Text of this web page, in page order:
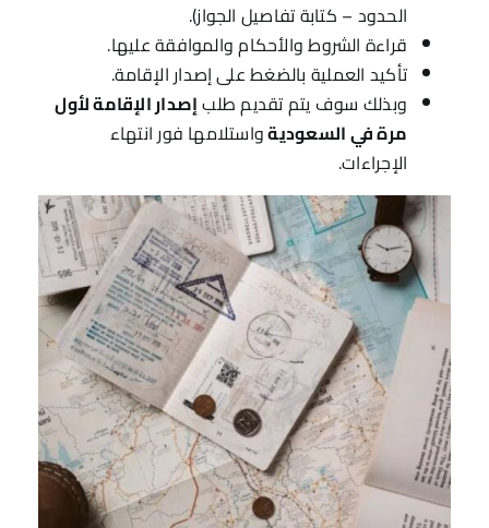
الحدود – كتابة تفاصيل الجواز).
قراءة الشروط والأحكام والموافقة عليها.
تأكيد العملية بالضغط على إصدار الإقامة.
وبذلك سوف يتم تقديم طلبإصدار الإقامة لأول
مرة في السعوديةواستلامها فور انتهاء
الإجراءات.